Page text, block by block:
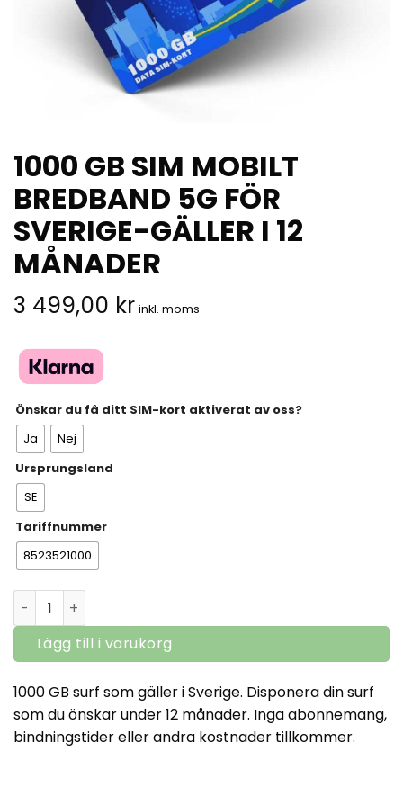
1000 GB SIM MOBILT
BREDBAND 5G FÖR
SVERIGE-GÄLLER I 12
MÅNADER
3 499,00 kr inkl. moms
Önskar du få ditt SIM-kort aktiverat av oss?
Ja
Nej
Ursprungsland
SE
Tariffnummer
8523521000
1000 GB SIM MOBILT BREDBAND 5G FÖR SVERIGE-
Lägg till i varukorg
1000 GB surf som gäller i Sverige. Disponera din surf
som du önskar under 12 månader. Inga abonnemang,
bindningstider eller andra kostnader tillkommer.